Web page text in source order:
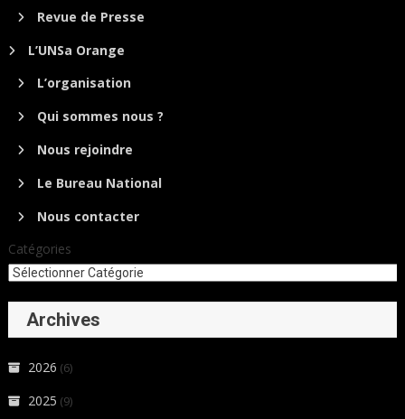
Revue de Presse
L’UNSa Orange
L’organisation
Qui sommes nous ?
Nous rejoindre
Le Bureau National
Nous contacter
Catégories
Archives
2026 (6)
2025 (9)